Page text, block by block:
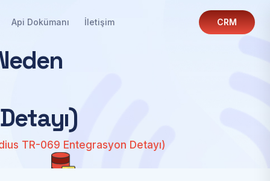
Api Dokümanı İletişim CRM
eden
Detayı)
TR-069 Entegrasyon Detayı)